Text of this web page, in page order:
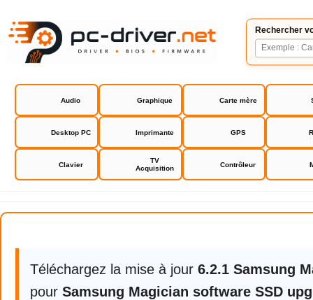
Rechercher
Audio Graphique Carte mère
Desktop PC Imprimante GPS
Clavier
TV
Acquisition
Contrôleur
Samsung Magician software
Téléchargez la mise à jour 6.2.1 Samsung
pour Samsung Magician software SSD